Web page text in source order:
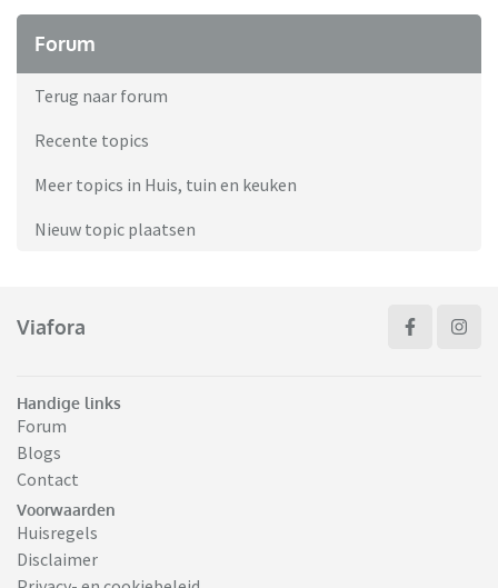
Forum
Terug naar forum
Recente topics
Meer topics in Huis, tuin en keuken
Nieuw topic plaatsen
Viafora
Handige links
Forum
Blogs
Contact
Voorwaarden
Huisregels
Disclaimer